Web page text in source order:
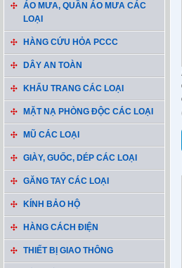
ÁO MƯA, QUẦN ÁO MƯA CÁC
LOẠI
HÀNG CỨU HỎA PCCC
DÂY AN TOÀN
KHẨU TRANG CÁC LOẠI
MẶT NẠ PHÒNG ĐỘC CÁC LOẠI
MŨ CÁC LOẠI
GIÀY, GUỐC, DÉP CÁC LOẠI
GĂNG TAY CÁC LOẠI
KÍNH BẢO HỘ
HÀNG CÁCH ĐIỆN
THIẾT BỊ GIAO THÔNG